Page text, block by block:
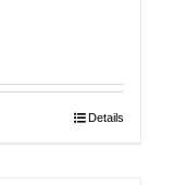
Details